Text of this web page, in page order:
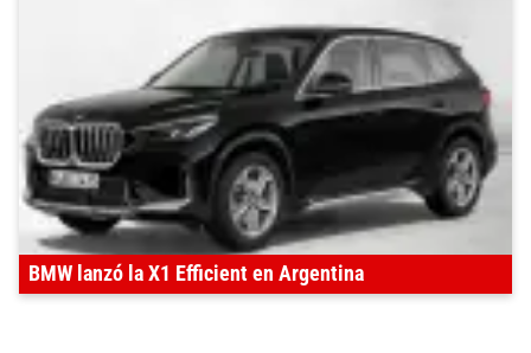
BMW lanzó la X1 Efficient en Argentina